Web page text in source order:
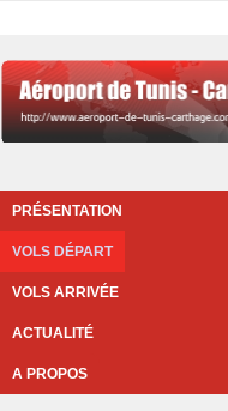
PRÉSENTATION
VOLS DÉPART
VOLS ARRIVÉE
ACTUALITÉ
A PROPOS